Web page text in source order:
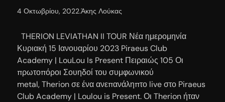
4 Οκτωβρίου, 2022.Άκης Λούκας
THERION LEVIATHAN II TOUR Νέα ημερομηνία
Κυριακή 15 Ιανουαρίου 2023 Piraeus Club
Academy | LouLou Is Present Πειραιώς 105 Οι
πρωτοπόροι Σουηδοί του συμφωνικού
metal, Therion σε ένα ανεπανάληπτο live στο Piraeus
Club Academy | Loulou is Present. Οι Therion ήταν